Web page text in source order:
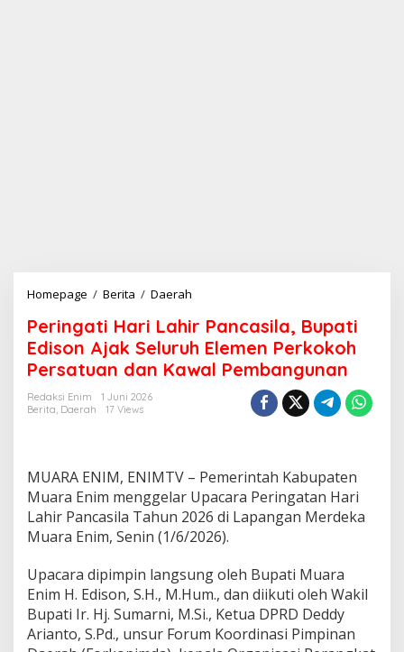
Homepage / Berita / Daerah
r
i
n
g
i
L
a
h
r
a
n
c
Peringati Hari Lahir Pancasila, Bupati
Edison Ajak Seluruh Elemen Perkokoh
Persatuan dan Kawal Pembangunan
Redaksi Enim
1 Juni 2026
Berita, Daerah 17 Views
MUARA ENIM, ENIMTV – Pemerintah Kabupaten
Muara Enim menggelar Upacara Peringatan Hari
Lahir Pancasila Tahun 2026 di Lapangan Merdeka
Muara Enim, Senin (1/6/2026).
Upacara dipimpin langsung oleh Bupati Muara
Enim H. Edison, S.H., M.Hum., dan diikuti oleh Wakil
Bupati Ir. Hj. Sumarni, M.Si., Ketua DPRD Deddy
Arianto, S.Pd., unsur Forum Koordinasi Pimpinan